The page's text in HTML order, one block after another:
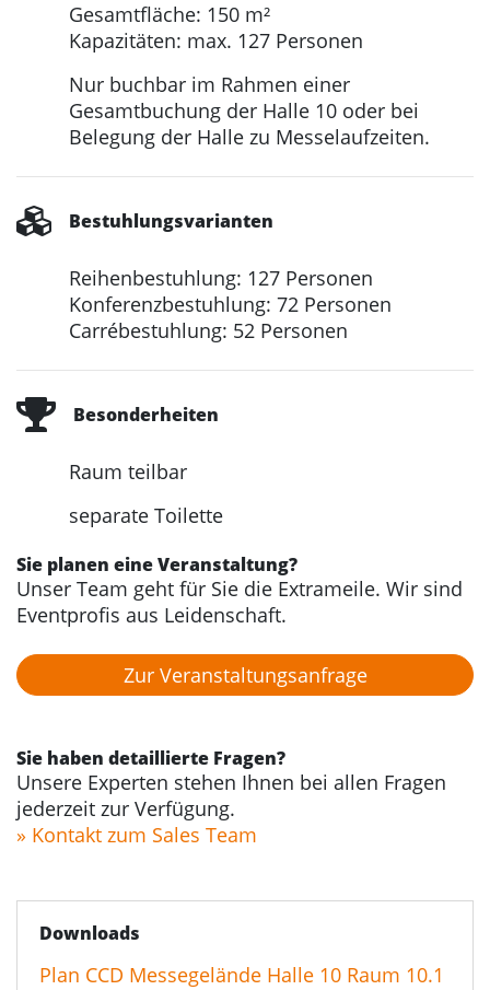
Gesamtfläche: 150 m²
Kapazitäten: max. 127 Personen
Nur buchbar im Rahmen einer
Gesamtbuchung der Halle 10 oder bei
Belegung der Halle zu Messelaufzeiten.
Bestuhlungsvarianten
Reihenbestuhlung: 127 Personen
Konferenzbestuhlung: 72 Personen
Carrébestuhlung: 52 Personen
Besonderheiten
Raum teilbar
separate Toilette
Sie planen eine Veranstaltung?
Unser Team geht für Sie die Extrameile. Wir sind
Eventprofis aus Leidenschaft.
Zur Veranstaltungs­anfrage
Sie haben detaillierte Fragen?
Unsere Experten stehen Ihnen bei allen Fragen
jederzeit zur Verfügung.
» Kontakt zum Sales Team
Downloads
Plan CCD Messegelände Halle 10 Raum 10.1